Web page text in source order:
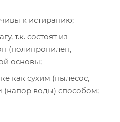
к истиранию;
т.к. состоят из
(полипропилен,
основы;
как сухим (пылесос,
(напор воды) способом;